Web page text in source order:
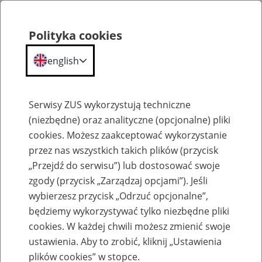
Szkolenia
Zaproś ZUS do siebie: Aktywni 50+
Polityka cookies
english
Serwisy ZUS wykorzystują techniczne
(niezbędne) oraz analityczne (opcjonalne) pliki
cookies. Możesz zaakceptować wykorzystanie
przez nas wszystkich takich plików (przycisk
„Przejdź do serwisu”) lub dostosować swoje
zgody (przycisk „Zarządzaj opcjami”). Jeśli
wybierzesz przycisk „Odrzuć opcjonalne”,
będziemy wykorzystywać tylko niezbędne pliki
cookies. W każdej chwili możesz zmienić swoje
ustawienia. Aby to zrobić, kliknij „Ustawienia
plików cookies” w stopce.